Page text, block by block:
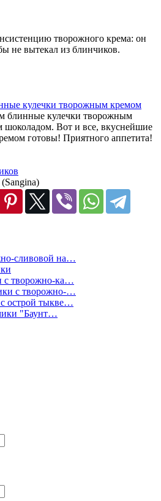
творожного крема: он
не вытекал из блинчиков.
блинные кулечки творожным
Вот и все, вкуснейшие
готовы! Приятного аппетита!
сливовой на…
с творожно-ка…
с творожно-…
острой тыкве…
"Баунт…